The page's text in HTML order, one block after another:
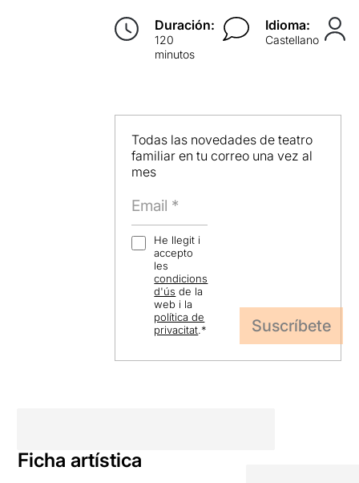
Duración:
120
minutos
Idioma:
Castellano
Todas las novedades de teatro
familiar en tu correo una vez al
mes
He llegit i
accepto
les
condicions
d'ús de la
web i la
política de
privacitat.*
Ficha artística